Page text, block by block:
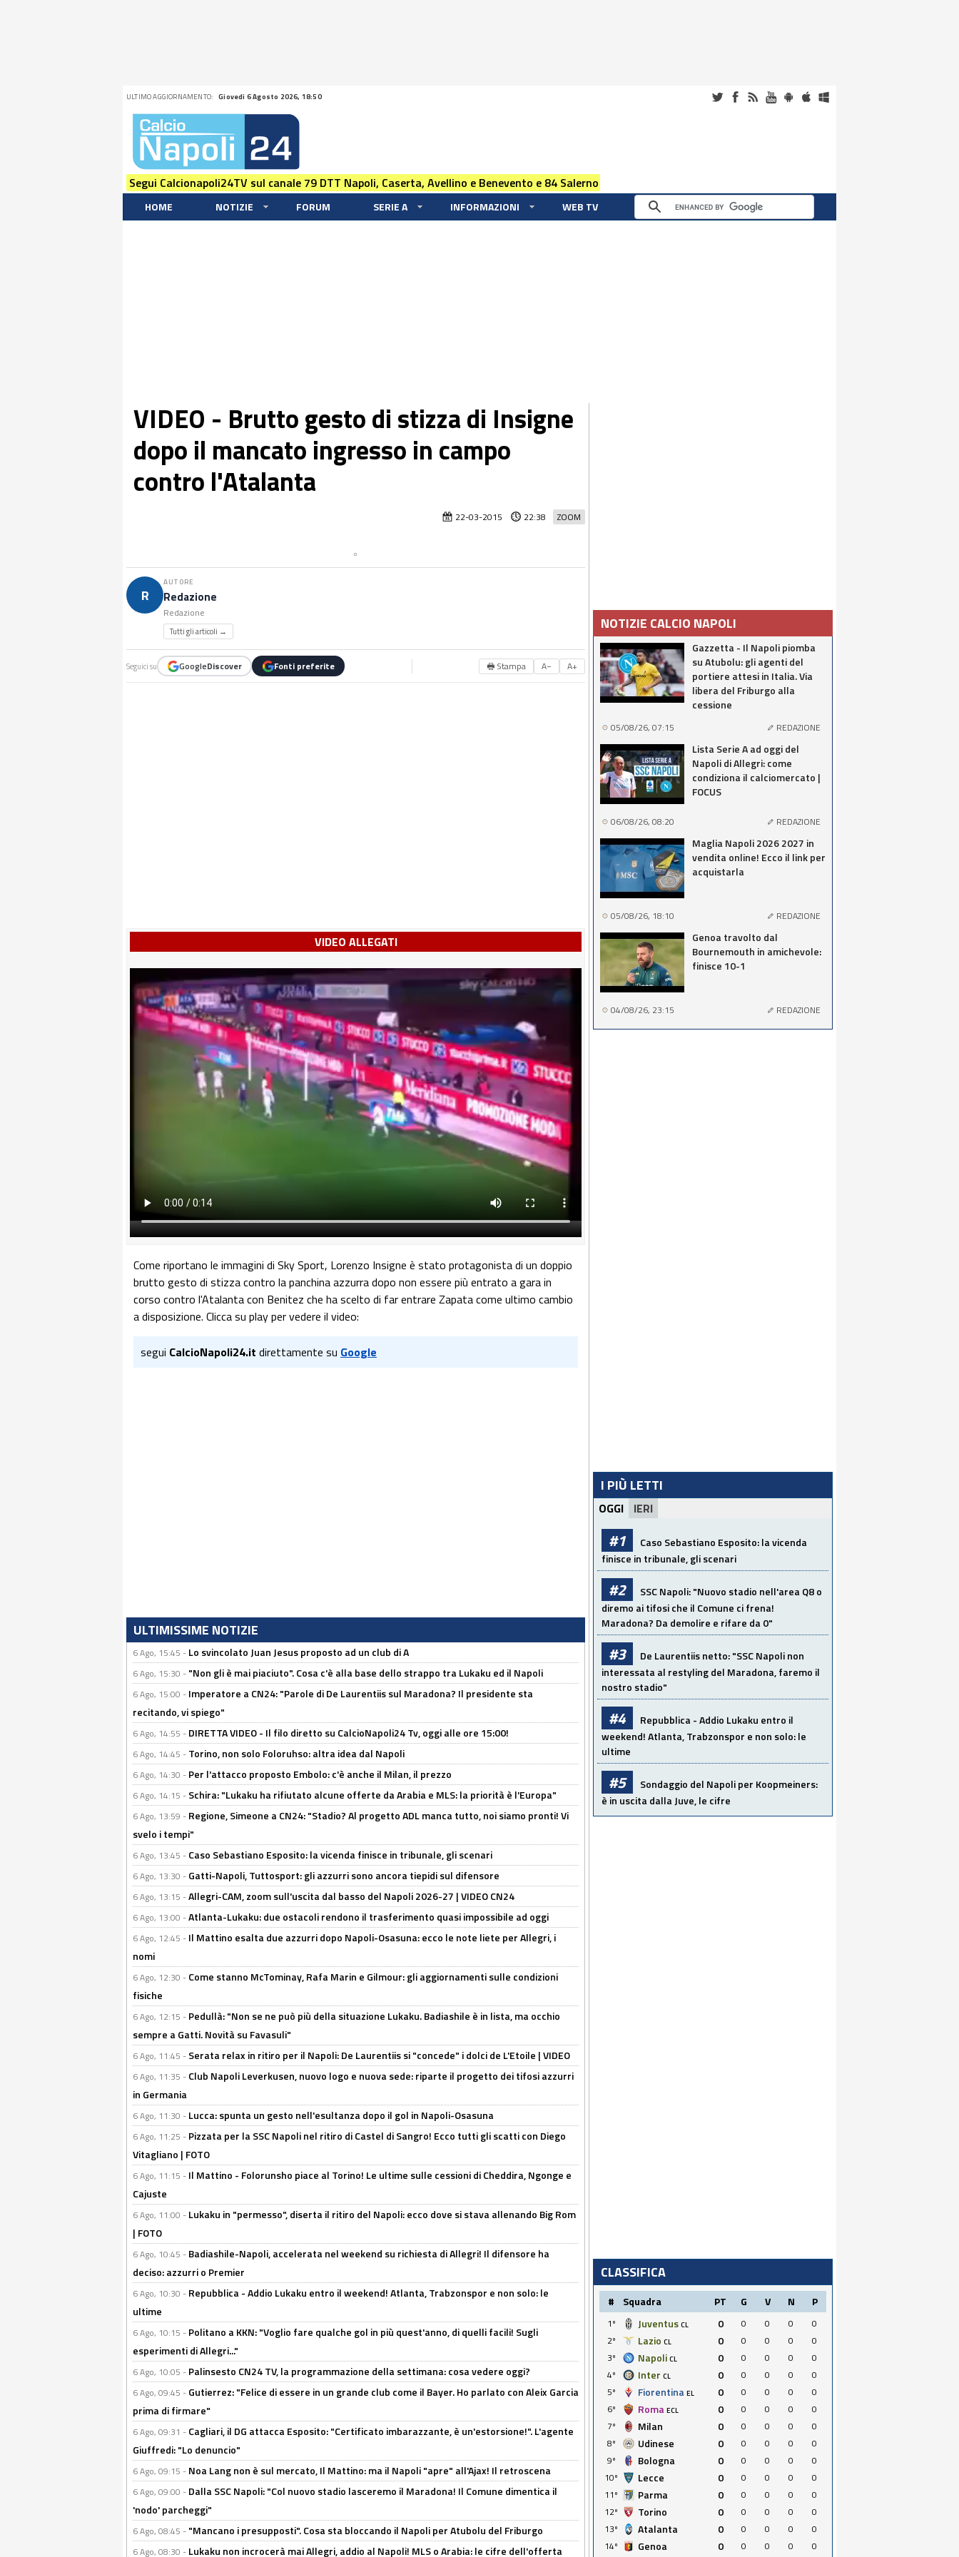
ULTIMO AGGIORNAMENTO: Giovedi 6 Agosto 2026, 18:50
Segui Calcionapoli24TV sul canale 79 DTT Napoli, Caserta, Avellino e Benevento e 84 Salerno
HOME NOTIZIE FORUM SERIE A INFORMAZIONI WEB TV
VIDEO - Brutto gesto di stizza di Insigne
dopo il mancato ingresso in campo
contro l'Atalanta
ZOOM
22-03-2015 22:38
R
AUTORE
Redazione
Redazione
Tutti gli articoli →
Seguici su GoogleDiscover Fonti preferite 🖶 Stampa A− A+
VIDEO ALLEGATI
Come riportano le immagini di Sky Sport, Lorenzo Insigne è stato protagonista di un doppio
brutto gesto di stizza contro la panchina azzurra dopo non essere più entrato a gara in
corso contro l'Atalanta con Benitez che ha scelto di far entrare Zapata come ultimo cambio
a disposizione. Clicca su play per vedere il video:
segui CalcioNapoli24.it direttamente su Google
ULTIMISSIME NOTIZIE
6 Ago, 15:45 - Lo svincolato Juan Jesus proposto ad un club di A
6 Ago, 15:30 - "Non gli è mai piaciuto". Cosa c'è alla base dello strappo tra Lukaku ed il Napoli
6 Ago, 15:00 - Imperatore a CN24: "Parole di De Laurentiis sul Maradona? Il presidente sta
recitando, vi spiego"
6 Ago, 14:55 - DIRETTA VIDEO - Il filo diretto su CalcioNapoli24 Tv, oggi alle ore 15:00!
6 Ago, 14:45 - Torino, non solo Foloruhso: altra idea dal Napoli
6 Ago, 14:30 - Per l'attacco proposto Embolo: c'è anche il Milan, il prezzo
6 Ago, 14:15 - Schira: "Lukaku ha rifiutato alcune offerte da Arabia e MLS: la priorità è l'Europa"
6 Ago, 13:59 - Regione, Simeone a CN24: "Stadio? Al progetto ADL manca tutto, noi siamo pronti! Vi
svelo i tempi"
6 Ago, 13:45 - Caso Sebastiano Esposito: la vicenda finisce in tribunale, gli scenari
6 Ago, 13:30 - Gatti-Napoli, Tuttosport: gli azzurri sono ancora tiepidi sul difensore
6 Ago, 13:15 -Allegri-CAM, zoom sull'uscita dal basso del Napoli 2026-27 | VIDEO CN24
6 Ago, 13:00 -Atlanta-Lukaku: due ostacoli rendono il trasferimento quasi impossibile ad oggi
6 Ago, 12:45 - Il Mattino esalta due azzurri dopo Napoli-Osasuna: ecco le note liete per Allegri, i
nomi
6 Ago, 12:30 - Come stanno McTominay, Rafa Marin e Gilmour: gli aggiornamenti sulle condizioni
fisiche
6 Ago, 12:15 - Pedullà: "Non se ne può più della situazione Lukaku. Badiashile è in lista, ma occhio
sempre a Gatti. Novità su Favasuli"
6 Ago, 11:45 - Serata relax in ritiro per il Napoli: De Laurentiis si "concede" i dolci de L'Etoile | VIDEO
6 Ago, 11:35 - Club Napoli Leverkusen, nuovo logo e nuova sede: riparte il progetto dei tifosi azzurri
in Germania
6 Ago, 11:30 - Lucca: spunta un gesto nell'esultanza dopo il gol in Napoli-Osasuna
6 Ago, 11:25 - Pizzata per la SSC Napoli nel ritiro di Castel di Sangro! Ecco tutti gli scatti con Diego
Vitagliano | FOTO
6 Ago, 11:15 - Il Mattino - Folorunsho piace al Torino! Le ultime sulle cessioni di Cheddira, Ngonge e
Cajuste
6 Ago, 11:00 - Lukaku in "permesso", diserta il ritiro del Napoli: ecco dove si stava allenando Big Rom
| FOTO
6 Ago, 10:45 - Badiashile-Napoli, accelerata nel weekend su richiesta di Allegri! Il difensore ha
deciso: azzurri o Premier
6 Ago, 10:30 - Repubblica - Addio Lukaku entro il weekend! Atlanta, Trabzonspor e non solo: le
ultime
6 Ago, 10:15 - Politano a KKN: "Voglio fare qualche gol in più quest'anno, di quelli facili! Sugli
esperimenti di Allegri..."
6 Ago, 10:05 - Palinsesto CN24 TV, la programmazione della settimana: cosa vedere oggi?
6 Ago, 09:45 - Gutierrez: "Felice di essere in un grande club come il Bayer. Ho parlato con Aleix Garcia
prima di firmare"
6 Ago, 09:31 - Cagliari, il DG attacca Esposito: "Certificato imbarazzante, è un'estorsione!". L'agente
Giuffredi: "Lo denuncio"
6 Ago, 09:15 - Noa Lang non è sul mercato, Il Mattino: ma il Napoli "apre" all'Ajax! Il retroscena
6 Ago, 09:00 - Dalla SSC Napoli: "Col nuovo stadio lasceremo il Maradona! Il Comune dimentica il
'nodo' parcheggi"
6 Ago, 08:45 - "Mancano i presupposti". Cosa sta bloccando il Napoli per Atubolu del Friburgo
6 Ago, 08:30 - Lukaku non incrocerà mai Allegri, addio al Napoli! MLS o Arabia: le cifre dell'offerta
NOTIZIE CALCIO NAPOLI
Gazzetta - Il Napoli piomba
su Atubolu: gli agenti del
portiere attesi in Italia. Via
libera del Friburgo alla
cessione
05/08/26, 07:15 REDAZIONE
Lista Serie A ad oggi del
Napoli di Allegri: come
condiziona il calciomercato |
FOCUS
06/08/26, 08:20 REDAZIONE
Maglia Napoli 2026 2027 in
vendita online! Ecco il link per
acquistarla
05/08/26, 18:10 REDAZIONE
Genoa travolto dal
Bournemouth in amichevole:
finisce 10-1
04/08/26, 23:15 REDAZIONE
I PIÙ LETTI
OGGI IERI
#1
Caso Sebastiano Esposito: la vicenda
finisce in tribunale, gli scenari
#2
SSC Napoli: "Nuovo stadio nell'area Q8 o
diremo ai tifosi che il Comune ci frena!
Maradona? Da demolire e rifare da 0"
#3
De Laurentiis netto: "SSC Napoli non
interessata al restyling del Maradona, faremo il
nostro stadio"
#4
Repubblica - Addio Lukaku entro il
weekend! Atlanta, Trabzonspor e non solo: le
ultime
#5
Sondaggio del Napoli per Koopmeiners:
è in uscita dalla Juve, le cifre
CLASSIFICA
# Squadra PT G V N P
1º Juventus CL 0 0 0 0
0
2º
Lazio CL 0 0 0 0
0
3º
Napoli CL 0 0 0 0
0
4º
Inter CL 0 0 0 0
0
5º
Fiorentina EL 0 0 0 0
0
6º
Roma ECL 0 0 0 0
0
7º
Milan 0 0 0 0
0
8º
Udinese 0 0 0 0
0
9º
Bologna 0 0 0 0
0
10º
Lecce 0 0 0 0
0
11º
Parma 0 0 0 0
0
12º
Torino 0 0 0 0
0
13º
Atalanta 0 0 0 0
0
14º
Genoa 0 0 0 0
0